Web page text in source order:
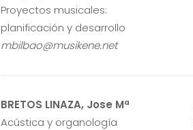
Proyectos musicales:
planificación y desarrollo
mbilbao@musikene.net
BRETOS LINAZA, Jose Mª
Acústica y organología